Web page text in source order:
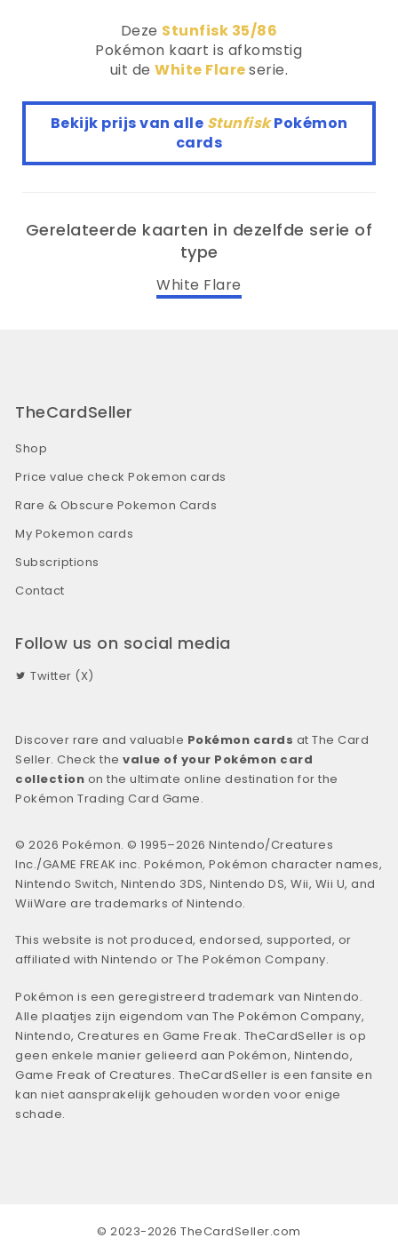
Deze Stunfisk 35/86
Pokémon kaart is afkomstig
uit deWhite Flareserie.
Bekijk prijs van alle StunfiskPokémon
cards
Gerelateerde kaarten in dezelfde serie of
type
White Flare
TheCardSeller
Shop
Price value check Pokemon cards
Rare & Obscure Pokemon Cards
My Pokemon cards
Subscriptions
Contact
Follow us on social media
Twitter (X)
Discover rare and valuable Pokémon cards at The Card
Seller. Check thevalue of your Pokémon card
collection on the ultimate online destination for the
Pokémon Trading Card Game.
© 2026 Pokémon. © 1995–2026 Nintendo/Creatures
Inc./GAME FREAK inc. Pokémon, Pokémon character names,
Nintendo Switch, Nintendo 3DS, Nintendo DS, Wii, Wii U, and
WiiWare are trademarks of Nintendo.
This website is not produced, endorsed, supported, or
affiliated with Nintendo or The Pokémon Company.
Pokémon is een geregistreerd trademark van Nintendo.
Alle plaatjes zijn eigendom van The Pokémon Company,
Nintendo, Creatures en Game Freak. TheCardSeller is op
geen enkele manier gelieerd aan Pokémon, Nintendo,
Game Freak of Creatures. TheCardSeller is een fansite en
kan niet aansprakelijk gehouden worden voor enige
schade.
© 2023-2026 TheCardSeller.com